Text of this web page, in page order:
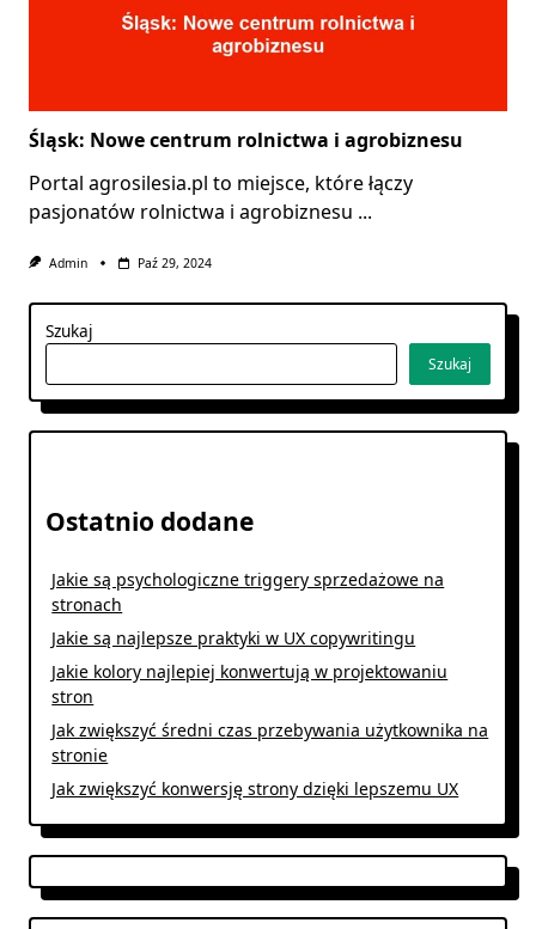
Śląsk: Nowe centrum rolnictwa i agrobiznesu
Portal agrosilesia.pl to miejsce, które łączy
pasjonatów rolnictwa i agrobiznesu ...
Admin Paź 29, 2024
Szukaj
Szukaj
Ostatnio dodane
Jakie są psychologiczne triggery sprzedażowe na
stronach
Jakie są najlepsze praktyki w UX copywritingu
Jakie kolory najlepiej konwertują w projektowaniu
stron
Jak zwiększyć średni czas przebywania użytkownika na
stronie
Jak zwiększyć konwersję strony dzięki lepszemu UX